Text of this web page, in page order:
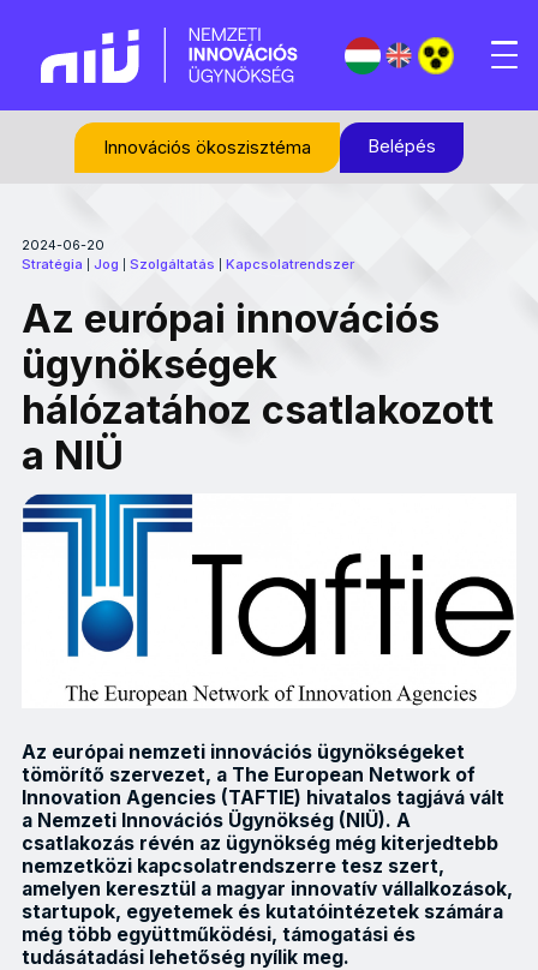
Innovációs ökoszisztéma Belépés
2024-06-20
Stratégia Jog Szolgáltatás Kapcsolatrendszer
Az európai innovációs
ügynökségek
hálózatához csatlakozott
a NIÜ
Az európai nemzeti innovációs ügynökségeket
tömörítő szervezet, a The European Network of
Innovation Agencies (TAFTIE) hivatalos tagjává vált
a Nemzeti Innovációs Ügynökség (NIÜ). A
csatlakozás révén az ügynökség még kiterjedtebb
nemzetközi kapcsolatrendszerre tesz szert,
amelyen keresztül a magyar innovatív vállalkozások,
startupok, egyetemek és kutatóintézetek számára
még több együttműködési, támogatási és
tudásátadási lehetőség nyílik meg.